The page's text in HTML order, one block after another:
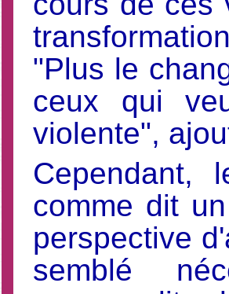
"Plus le
ceux qui
violente",
Cependant,
comme dit
perspective
semblé